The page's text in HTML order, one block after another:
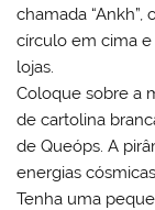
chamada “Ankh”,
círculo em cima
lojas.
Coloque sobre a
de cartolina
de Queóps. A
energias
Tenha uma